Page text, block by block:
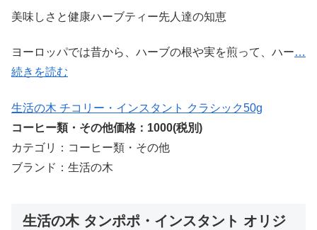
美味しさと健康ハーブティー先人達の知恵
ヨーロッパでは昔から、ハーブの根や実を煎って、ハー…
続きを読む
生活の木 チコリー・インスタント クラシック50g
コーヒー類・その他価格：1000(税別)
カテゴリ：コーヒー類・その他
ブランド：生活の木
生活の木 タンポポ・インスタント オリジ